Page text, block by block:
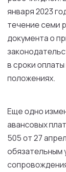
января 2023
течениесеми
документао
всрокиоплаты
положениях.
Ещеодно
авансовых
505от27
обязательным